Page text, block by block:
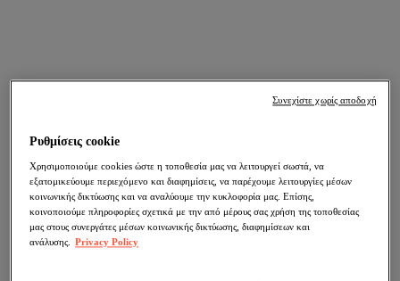
Ρυθμίσεις cookie
Χρησιμοποιούμε cookies ώστε η τοποθεσία μας να λειτουργεί σωστά, να
εξατομικεύουμε περιεχόμενο και διαφημίσεις, να παρέχουμε λειτουργίες μέσων
κοινωνικής δικτύωσης και να αναλύουμε την κυκλοφορία μας. Επίσης,
κοινοποιούμε πληροφορίες σχετικά με την από μέρους σας χρήση της τοποθεσίας
μας στους συνεργάτες μέσων κοινωνικής δικτύωσης, διαφημίσεων και
ανάλυσης. Privacy Policy
Συνεχίστε χωρίς αποδοχή